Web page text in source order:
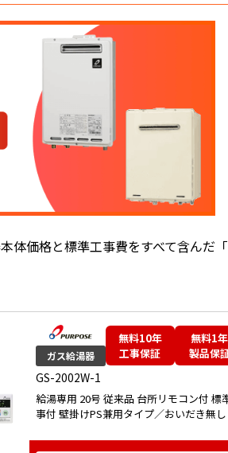
体価格と標準工事費をすべて含んだ
ガス給湯器
無料10年
工事保証
無料1年
製品保
GS-2002W-1
給湯専用 20号 従来品 台所リモコン付 標
事付 壁掛けPS兼用タイプ／おいだき無し